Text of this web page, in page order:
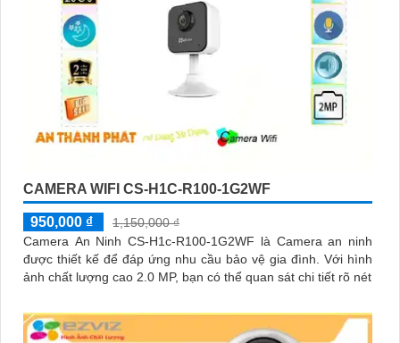
CAMERA WIFI CS-H1C-R100-1G2WF
950,000 ₫
1,150,000 ₫
Camera An Ninh CS-H1c-R100-1G2WF là Camera an ninh
được thiết kế để đáp ứng nhu cầu bảo vệ gia đình. Với hình
ảnh chất lượng cao 2.0 MP, bạn có thể quan sát chi tiết rõ nét